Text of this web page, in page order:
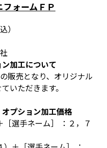
ォームＦＰ
）
加工について
販売となり、オリジナル
いただきます。
プション加工価格
［選手ネーム］ ：２，７